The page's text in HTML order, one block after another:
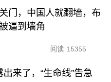
门，中国人就翻墙，布
逼到墙角
阅读 15355
来了，“生命线”告急